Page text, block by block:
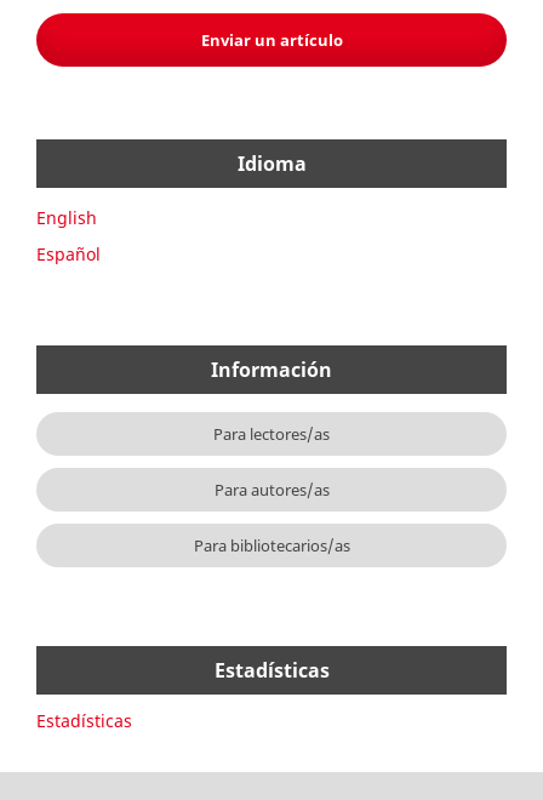
Enviar un artículo
Idioma
English
Español
Información
Para lectores/as
Para autores/as
Para bibliotecarios/as
Estadísticas
Estadísticas